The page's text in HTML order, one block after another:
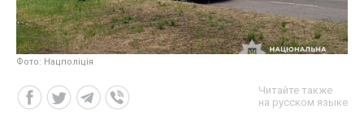
Фото: Нацполіція
Читайте также
на русском языке